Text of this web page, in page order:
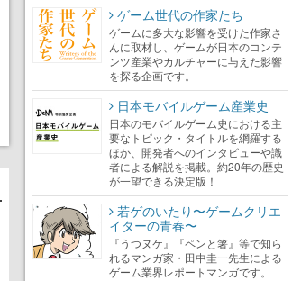
ゲーム世代の作家たち
ゲームに多大な影響を受けた作家さ
んに取材し、ゲームが日本のコンテ
ンツ産業やカルチャーに与えた影響
を探る企画です。
日本モバイルゲーム産業史
日本のモバイルゲーム史における主
要なトピック・タイトルを網羅する
ほか、開発者へのインタビューや識
者による解説を掲載。約20年の歴史
が一望できる決定版！
若ゲのいたり〜ゲームクリエ
イターの青春〜
『うつヌケ』『ペンと箸』等で知ら
れるマンガ家・田中圭一先生による
ゲーム業界レポートマンガです。